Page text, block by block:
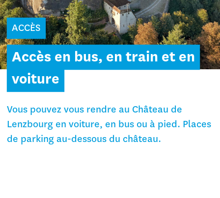
ACCÈS
Accès en bus, en train et en
voiture
Vous pouvez vous rendre au Château de
Lenzbourg en voiture, en bus ou à pied. Places
de parking au-dessous du château.